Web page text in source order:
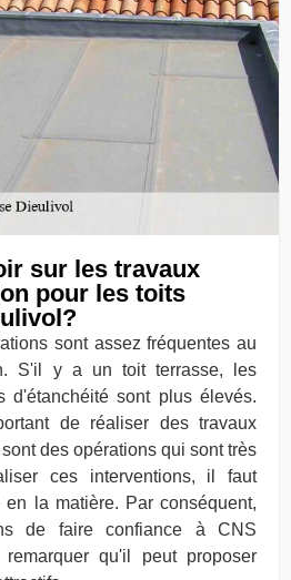
sur les travaux
pour les toits
sont assez fréquentes au
S'il y a un toit terrasse, les
d'étanchéité sont plus élevés.
de réaliser des travaux
des opérations qui sont très
ces interventions, il faut
en la matière. Par conséquent,
de faire confiance à CNS
remarquer qu'il peut proposer